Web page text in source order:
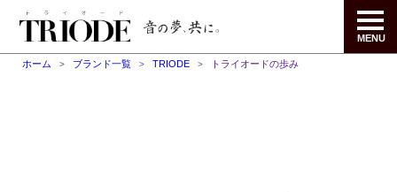
MENU
ホーム ブランド一覧 TRIODE トライオードの歩み